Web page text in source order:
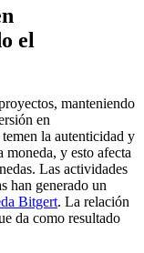
el
manteniendo
en
la autenticidad y
moneda, y esto afecta
Las actividades
han generado un
Bitgert. La relación
da como resultado